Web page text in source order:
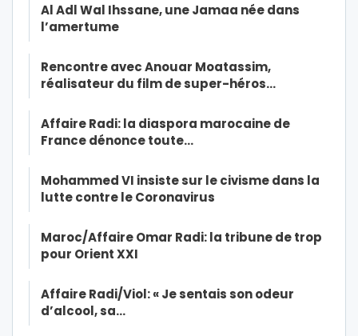
Al Adl Wal Ihssane, une Jamaa née dans
l’amertume
Rencontre avec Anouar Moatassim,
réalisateur du film de super-héros…
Affaire Radi: la diaspora marocaine de
France dénonce toute…
Mohammed VI insiste sur le civisme dans la
lutte contre le Coronavirus
Maroc/Affaire Omar Radi: la tribune de trop
pour Orient XXI
Affaire Radi/Viol: « Je sentais son odeur
d’alcool, sa…